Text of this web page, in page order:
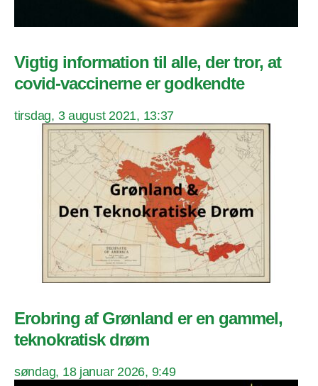
Vigtig information til alle, der tror, at
covid-vaccinerne er godkendte
tirsdag, 3 august 2021, 13:37
Erobring af Grønland er en gammel,
teknokratisk drøm
søndag, 18 januar 2026, 9:49